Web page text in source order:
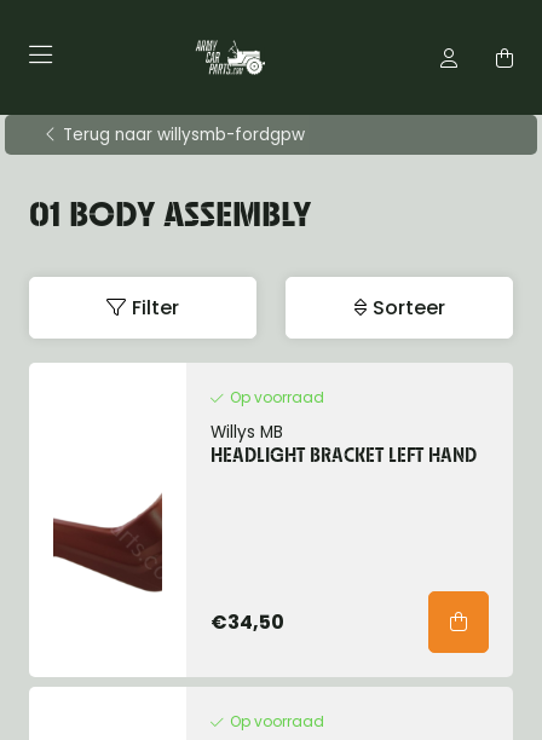
Terug naar willysmb-fordgpw
01 BODY ASSEMBLY
Filter Sorteer
Op voorraad
Willys MB
HEADLIGHT BRACKET LEFT HAND
€34,50
Op voorraad